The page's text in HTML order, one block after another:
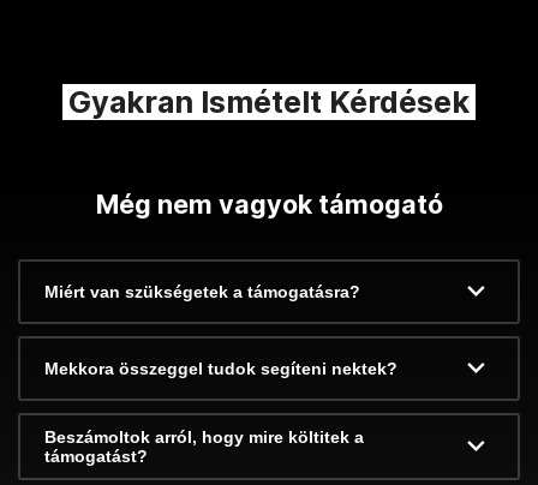
Gyakran Ismételt Kérdések
Még nem vagyok támogató
Miért van szükségetek a támogatásra?
Mekkora összeggel tudok segíteni nektek?
Beszámoltok arról, hogy mire költitek a
támogatást?